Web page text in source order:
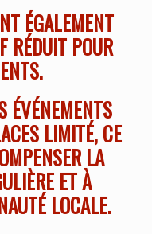
ÉGALEMENT
RÉDUIT POUR
ÉVÉNEMENTS
LIMITÉ, CE
LA
ET À
LOCALE.